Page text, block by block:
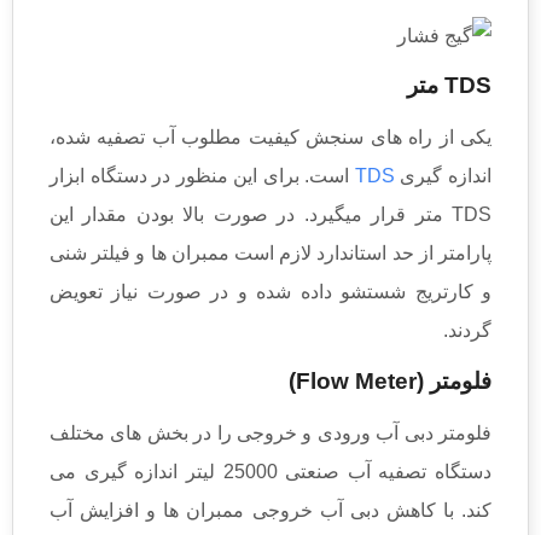
TDS متر
یکی از راه های سنجش کیفیت مطلوب آب تصفیه شده،
اندازه گیری TDS است. برای این منظور در دستگاه ابزار
TDS متر قرار میگیرد. در صورت بالا بودن مقدار این
پارامتر از حد استاندارد لازم است ممبران ها و فیلتر شنی
و کارتریج شستشو داده شده و در صورت نیاز تعویض
گردند.
فلومتر (Flow Meter)
فلومتر دبی آب ورودی و خروجی را در بخش های مختلف
دستگاه تصفیه آب صنعتی 25000 لیتر اندازه گیری می
کند. با کاهش دبی آب خروجی ممبران ها و افزایش آب